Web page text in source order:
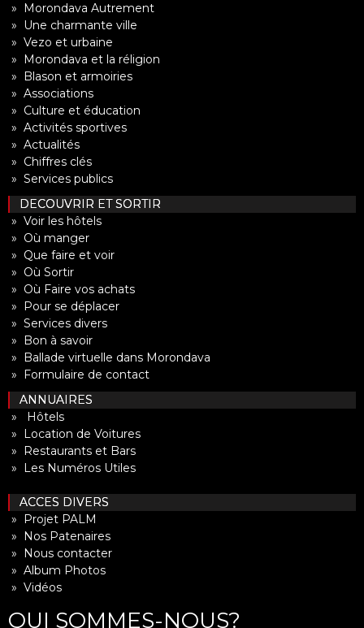
» Morondava Autrement
» Une charmante ville
» Vezo et urbaine
» Morondava et la réligion
» Blason et armoiries
» Associations
» Culture et éducation
» Activités sportives
» Actualités
» Chiffres clés
» Services publics
DECOUVRIR ET SORTIR
» Voir les hôtels
» Où manger
» Que faire et voir
» Où Sortir
» Où Faire vos achats
» Pour se déplacer
» Services divers
» Bon à savoir
» Ballade virtuelle dans Morondava
» Formulaire de contact
ANNUAIRES
» Hôtels
» Location de Voitures
» Restaurants et Bars
» Les Numéros Utiles
ACCES DIVERS
» Projet PALM
» Nos Patenaires
» Nous contacter
» Album Photos
» Vidéos
QUI SOMMES-NOUS?